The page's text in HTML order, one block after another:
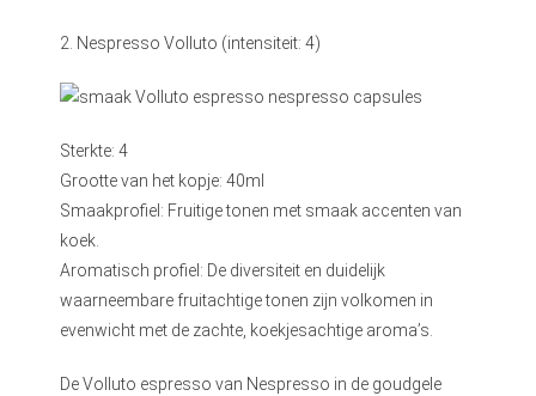
2. Nespresso Volluto (intensiteit: 4)
Sterkte: 4
Grootte van het kopje: 40ml
Smaakprofiel: Fruitige tonen met smaak accenten van
koek.
Aromatisch profiel: De diversiteit en duidelijk
waarneembare fruitachtige tonen zijn volkomen in
evenwicht met de zachte, koekjesachtige aroma’s.
De Volluto espresso van Nespresso in de goudgele